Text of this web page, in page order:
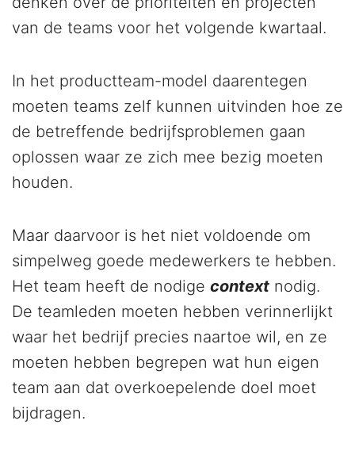
van de teams voor het volgende kwartaal.
In het productteam-model daarentegen
moeten teams zelf kunnen uitvinden hoe ze
de betreffende bedrijfsproblemen gaan
oplossen waar ze zich mee bezig moeten
houden.
Maar daarvoor is het niet voldoende om
simpelweg goede medewerkers te hebben.
Het team heeft de nodige context nodig.
De teamleden moeten hebben verinnerlijkt
waar het bedrijf precies naartoe wil, en ze
moeten hebben begrepen wat hun eigen
team aan dat overkoepelende doel moet
bijdragen.